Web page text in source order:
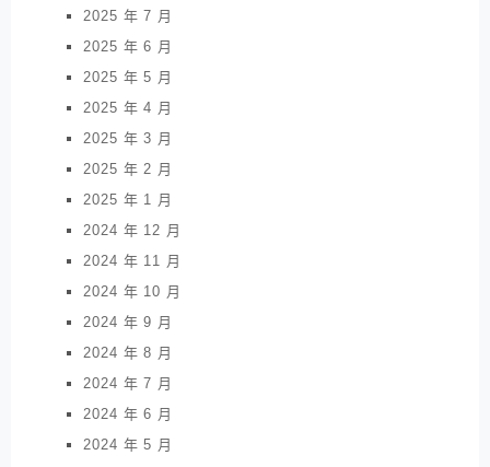
2025 年 7 月
2025 年 6 月
2025 年 5 月
2025 年 4 月
2025 年 3 月
2025 年 2 月
2025 年 1 月
2024 年 12 月
2024 年 11 月
2024 年 10 月
2024 年 9 月
2024 年 8 月
2024 年 7 月
2024 年 6 月
2024 年 5 月